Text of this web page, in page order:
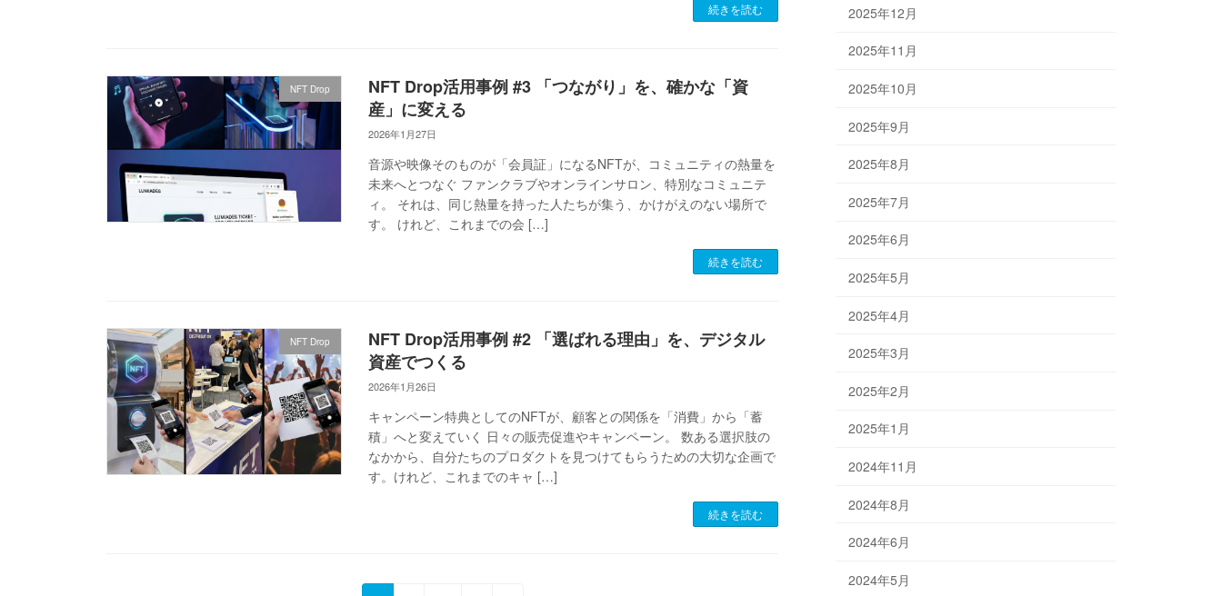
続きを読む
NFT Drop
NFT Drop活用事例 #3 「つながり」を、確かな「資
産」に変える
2026年1月27日
音源や映像そのものが「会員証」になるNFTが、コミュニティの熱量を
未来へとつなぐ ファンクラブやオンラインサロン、特別なコミュニテ
ィ。 それは、同じ熱量を持った人たちが集う、かけがえのない場所で
す。 けれど、これまでの会 […]
続きを読む
NFT Drop
NFT Drop活用事例 #2 「選ばれる理由」を、デジタル
資産でつくる
2026年1月26日
キャンペーン特典としてのNFTが、顧客との関係を「消費」から「蓄
積」へと変えていく 日々の販売促進やキャンペーン。 数ある選択肢の
なかから、自分たちのプロダクトを見つけてもらうための大切な企画で
す。けれど、これまでのキャ […]
続きを読む
2025年12月
2025年11月
2025年10月
2025年9月
2025年8月
2025年7月
2025年6月
2025年5月
2025年4月
2025年3月
2025年2月
2025年1月
2024年11月
2024年8月
2024年6月
2024年5月